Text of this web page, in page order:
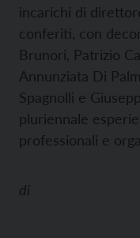
incarichi di
conferiti, con
Brunori, Patrizio
Annunziata Di
Spagnolli e
pluriennale
professionali e
di